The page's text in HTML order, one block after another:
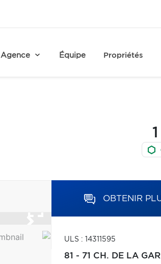
Agence Équipe Propriétés
OBTENIR
ULS : 14311595
81 - 71 CH. DE LA